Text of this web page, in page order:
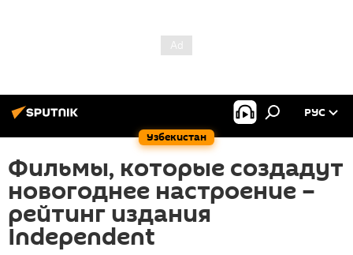
Узбекистан
РУС
Фильмы, которые создадут
новогоднее настроение –
рейтинг издания
Independent